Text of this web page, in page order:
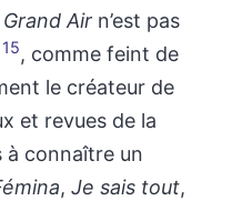
Air n’est pas
15, comme feint de
le créateur de
et revues de la
à connaître un
, Je sais tout,